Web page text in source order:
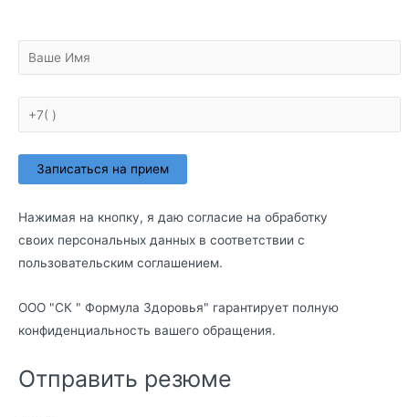
Нажимая на кнопку, я даю согласие на обработку
своих персональных данных в соответствии с
пользовательским соглашением.
ООО "СК " Формула Здоровья" гарантирует полную
конфиденциальность вашего обращения.
Отправить резюме